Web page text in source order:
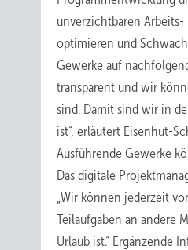
unverzichtbaren Arbeits-
optimieren und
Gewerke auf
transparent und wir
sind. Damit sind wir in
ist“, erläutert Eisenhut-
Ausführende Gewerke
Das digitale
„Wir können jederzeit
Teilaufgaben an andere
Urlaub ist.“ Ergänzende